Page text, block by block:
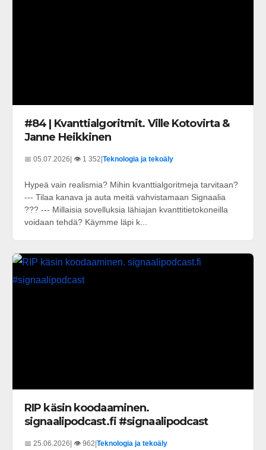
#84 | Kvanttialgoritmit. Ville Kotovirta &
Janne Heikkinen
📅 05.07.2026 | 👁️ 1 352 Teknologia ja tekoäly
Hypeä vain realismia? Mihin kvanttialgoritmeja tarvitaan?
--- Tilaa kanava ja auta meitä vahvistamaan Signaalia
??? --- Millaisia sovelluksia lähiajan kvanttitietokoneilla
voidaan tehdä? Käymme läpi k...
RIP käsin koodaaminen.
signaalipodcast.fi #signaalipodcast
📅 25.06.2026| 👁️ 962|Teknologia ja tekoäly